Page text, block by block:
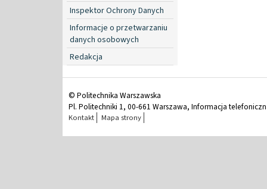
Inspektor Ochrony Danych
Informacje o przetwarzaniu
danych osobowych
Redakcja
© Politechnika Warszawska
Pl. Politechniki 1, 00-661 Warszawa, Informacja
Kontakt Mapa strony